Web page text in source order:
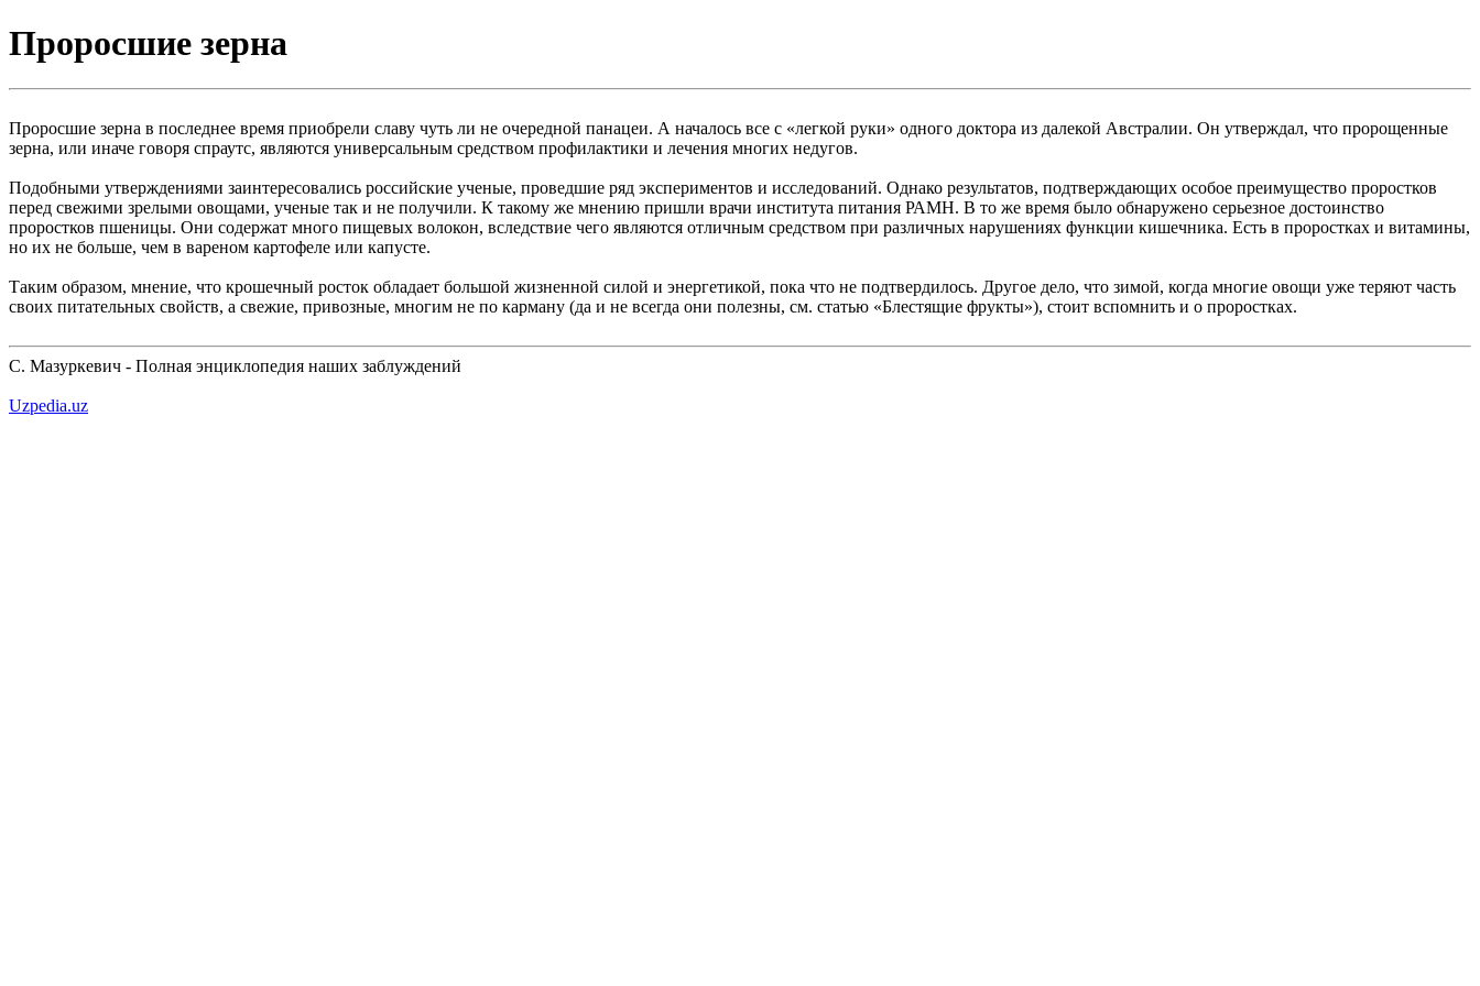
Проросшие зерна
Проросшие зерна в последнее время приобрели славу чуть ли не очередной панацеи. А началось все с «легкой руки» одного доктора из далекой Австралии. Он утверждал, что пророщенные
зерна, или иначе говоря спраутс, являются универсальным средством профилактики и лечения многих недугов.
Подобными утверждениями заинтересовались российские ученые, проведшие ряд экспериментов и исследований. Однако результатов, подтверждающих особое преимущество проростков
перед свежими зрелыми овощами, ученые так и не получили. К такому же мнению пришли врачи института питания РАМН. В то же время было обнаружено серьезное достоинство
проростков пшеницы. Они содержат много пищевых волокон, вследствие чего являются отличным средством при различных нарушениях функции кишечника. Есть в проростках и витамины,
но их не больше, чем в вареном картофеле или капусте.
Таким образом, мнение, что крошечный росток обладает большой жизненной силой и энергетикой, пока что не подтвердилось. Другое дело, что зимой, когда многие овощи уже теряют часть
своих питательных свойств, а свежие, привозные, многим не по карману (да и не всегда они полезны, см. статью «Блестящие фрукты»), стоит вспомнить и о проростках.
С. Мазуркевич - Полная энциклопедия наших заблуждений
Uzpedia.uz